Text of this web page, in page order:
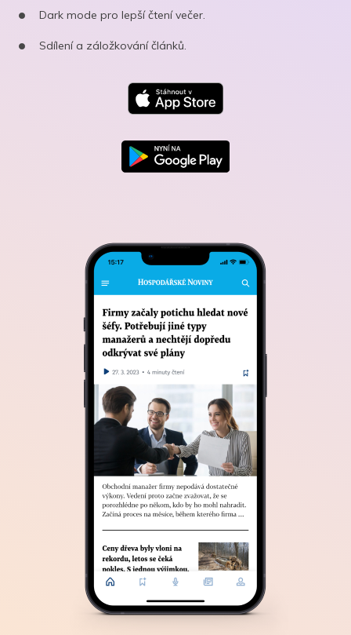
Dark mode pro lepší čtení večer.
Sdílení a záložkování článků.